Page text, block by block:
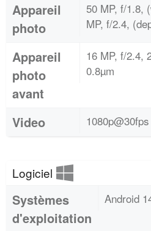
Appareil
photo
50 MP, f/1.8,
MP, f/2.4,
Appareil
photo
avant
16 MP, f/2.4,
0.8µm
Video 1080p@30fps
Logiciel
Systèmes
d'exploitation
Android